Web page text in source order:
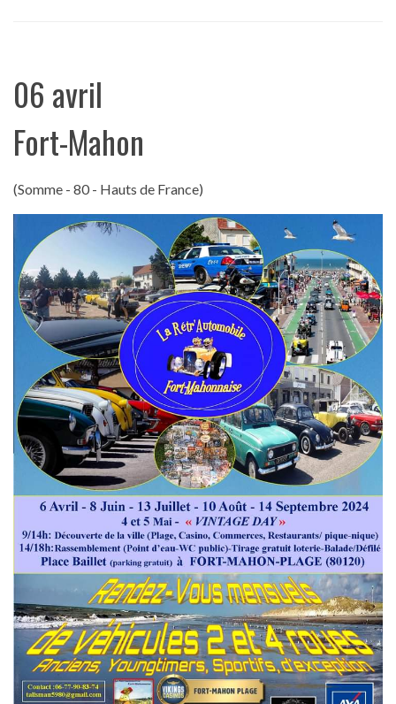
06 avril
Fort-Mahon
(Somme - 80 - Hauts de France)